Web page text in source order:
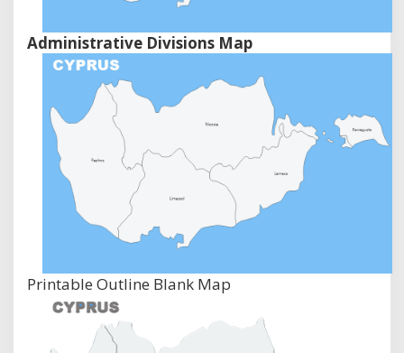
Administrative Divisions Map
Printable Outline Blank Map